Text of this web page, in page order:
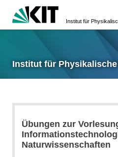
Institut für
Institut für Physikalische
Übungen zur
Naturwissenschaften